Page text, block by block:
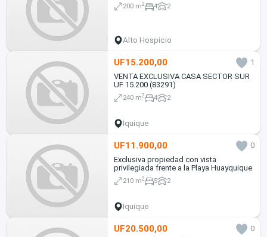
200 m2 4 2
Alto Hospicio
UF15.200,00
1
VENTA EXCLUSIVA CASA SECTOR SUR
UF 15.200 (83291)
240 m2 4 2
Iquique
UF11.900,00
0
Exclusiva propiedad con vista
privilegiada frente a la Playa Huayquique
210 m2 5 2
Iquique
UF20.500,00
0